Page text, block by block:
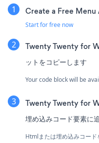
Create a Free Menu
Start for free now
Twenty Twenty for
ットをコピーします
Your code block will be
Twenty Twenty for
埋め込みコード要素に
Htmlまたは埋め込みコー